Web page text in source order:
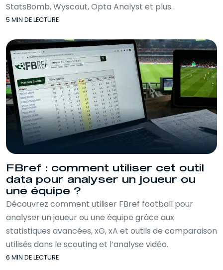
StatsBomb, Wyscout, Opta Analyst et plus.
5 MIN DE LECTURE
FBref : comment utiliser cet outil
data pour analyser un joueur ou
une équipe ?
Découvrez comment utiliser FBref football pour
analyser un joueur ou une équipe grâce aux
statistiques avancées, xG, xA et outils de comparaison
utilisés dans le scouting et l’analyse vidéo.
6 MIN DE LECTURE